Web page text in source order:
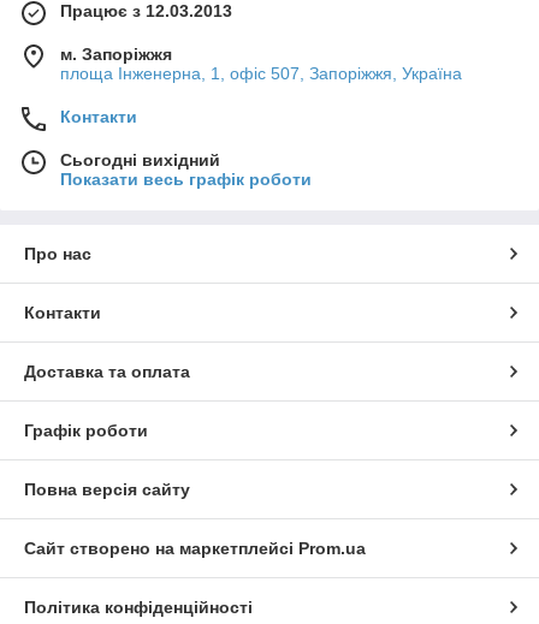
Працює з 12.03.2013
м. Запоріжжя
площа Інженерна, 1, офіс 507, Запоріжжя, Україна
Контакти
Сьогодні вихідний
Показати весь графік роботи
Про нас
Контакти
Доставка та оплата
Графік роботи
Повна версія сайту
Сайт створено на маркетплейсі Prom.ua
Політика конфіденційності